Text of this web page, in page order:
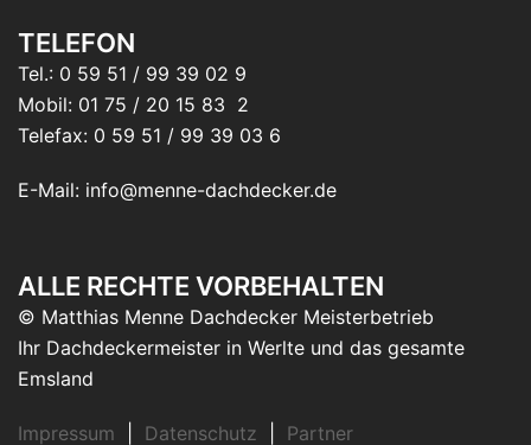
TELEFON
Tel.: 0 59 51 / 99 39 02 9
Mobil: 01 75 / 20 15 83 2
Telefax: 0 59 51 / 99 39 03 6
E-Mail: info@menne-dachdecker.de
ALLE RECHTE VORBEHALTEN
© Matthias Menne Dachdecker Meisterbetrieb
Ihr Dachdeckermeister in Werlte und das gesamte
Emsland
Impressum Datenschutz Partner